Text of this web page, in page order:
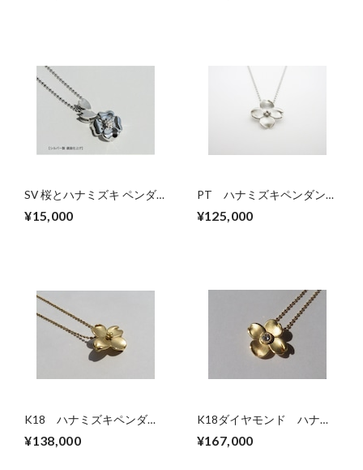
SV 桜とハナミズキ ペンダ
¥15,000
PT ハナミズキペンダント
¥125,000
K18 ハナミズキペンダン
¥138,000
K18ダイヤモンド ハナミ
¥167,000